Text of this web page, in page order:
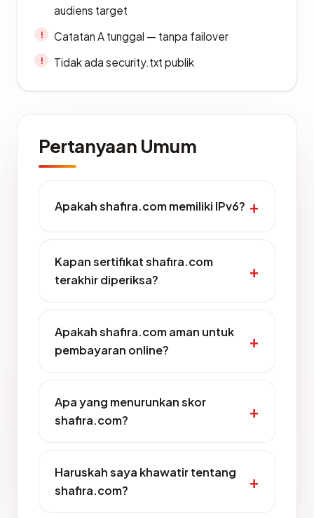
audiens target
Catatan A tunggal — tanpa failover
Tidak ada security.txt publik
Pertanyaan Umum
Apakah shafira.com memiliki IPv6?
Kapan sertifikat shafira.com
terakhir diperiksa?
Apakah shafira.com aman untuk
pembayaran online?
Apa yang menurunkan skor
shafira.com?
Haruskah saya khawatir tentang
shafira.com?